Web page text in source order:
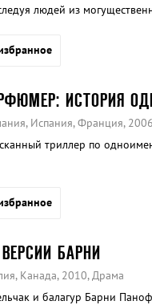
людей из
ИСТОРИЯ
Испания, Франция,
триллер по
БАРНИ
Канада, 2010, Драма
и балагур Барни